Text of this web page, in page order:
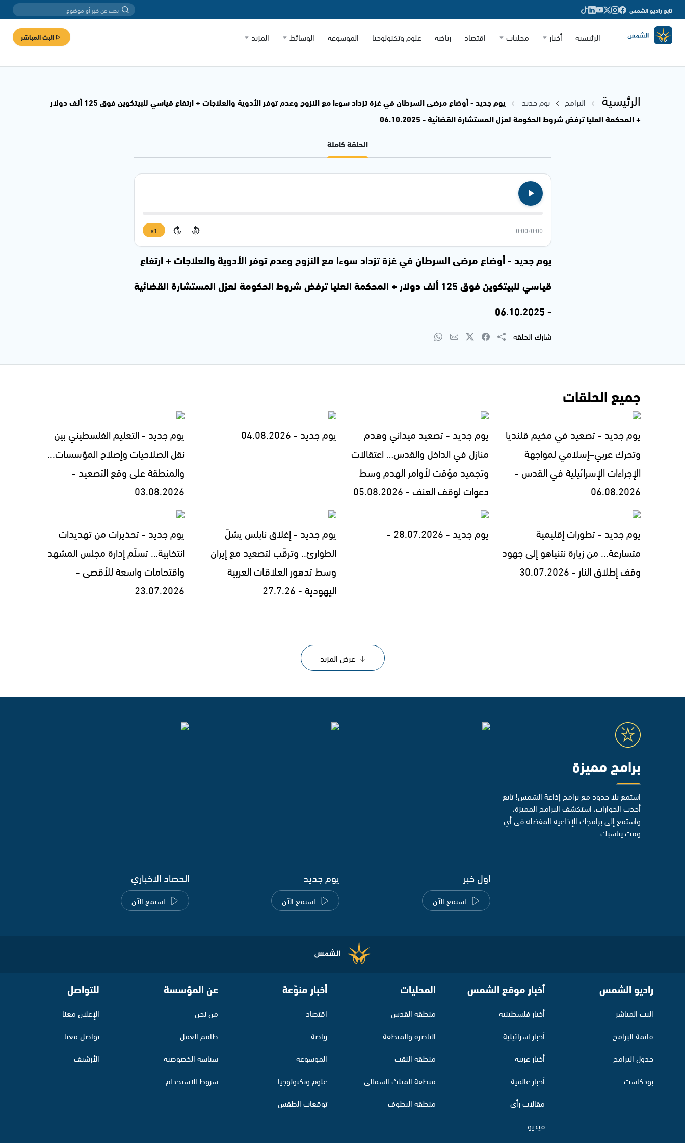
تابع راديو الشمس
الرئيسية أخبار محليات اقتصاد رياضة علوم وتكنولوجيا الموسوعة الوسائط المزيد البث المباشر
الرئيسية البرامج يوم جديد
يوم جديد - أوضاع مرضى السرطان في غزة تزداد سوءا مع النزوح وعدم توفر الأدوية والعلاجات + ارتفاع قياسي للبيتكوين فوق 125 ألف دولار
+ المحكمة العليا ترفض شروط الحكومة لعزل المستشارة القضائية - 06.10.2025
الحلقة كاملة
0:00
/
0:00
15
15
1×
يوم جديد - أوضاع مرضى السرطان في غزة تزداد سوءا مع النزوح وعدم توفر الأدوية والعلاجات + ارتفاع
قياسي للبيتكوين فوق 125 ألف دولار + المحكمة العليا ترفض شروط الحكومة لعزل المستشارة القضائية
- 06.10.2025
شارك الحلقة
جميع الحلقات
يوم جديد - تصعيد في مخيم قلنديا
وتحرك عربي–إسلامي لمواجهة
الإجراءات الإسرائيلية في القدس -
06.08.2026
يوم جديد - تصعيد ميداني وهدم
منازل في الداخل والقدس… اعتقالات
وتجميد مؤقت لأوامر الهدم وسط
دعوات لوقف العنف - 05.08.2026
يوم جديد - 04.08.2026
يوم جديد - التعليم الفلسطيني بين
نقل الصلاحيات وإصلاح المؤسسات...
والمنطقة على وقع التصعيد -
03.08.2026
يوم جديد - تطورات إقليمية
متسارعة... من زيارة نتنياهو إلى جهود
وقف إطلاق النار - 30.07.2026
يوم جديد - 28.07.2026 -
يوم جديد - إغلاق نابلس يشلّ
الطوارئ.. وترقّب لتصعيد مع إيران
وسط تدهور العلاقات العربية
اليهودية - 27.7.26
يوم جديد - تحذيرات من تهديدات
انتخابية… تسلّم إدارة مجلس المشهد
واقتحامات واسعة للأقصى -
23.07.2026
عرض المزيد
برامج مميزة
استمع بلا حدود مع برامج إذاعة الشمس! تابع
أحدث الحوارات، استكشف البرامج المميزة،
واستمع إلى برامجك الإذاعية المفضلة في أي
وقت يناسبك.
اول خبر
استمع الآن
يوم جديد
استمع الآن
الحصاد الاخباري
استمع الآن
راديو الشمس
البث المباشر
قائمة البرامج
جدول البرامج
بودكاست
أخبار موقع الشمس
أخبار فلسطينية
أخبار اسرائيلية
أخبار عربية
أخبار عالمية
مقالات رأي
فيديو
المحليات
منطقة القدس
الناصرة والمنطقة
منطقة النقب
منطقة المثلث الشمالي
منطقة البطوف
أخبار منوّعة
اقتصاد
رياضة
الموسوعة
علوم وتكنولوجيا
توقعات الطقس
عن المؤسسة
من نحن
طاقم العمل
سياسة الخصوصية
شروط الاستخدام
للتواصل
الإعلان معنا
تواصل معنا
الأرشيف